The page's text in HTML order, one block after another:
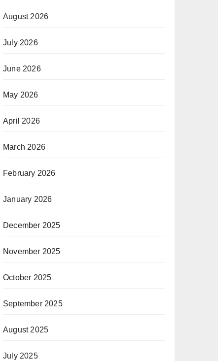
August 2026
July 2026
June 2026
May 2026
April 2026
March 2026
February 2026
January 2026
December 2025
November 2025
October 2025
September 2025
August 2025
July 2025